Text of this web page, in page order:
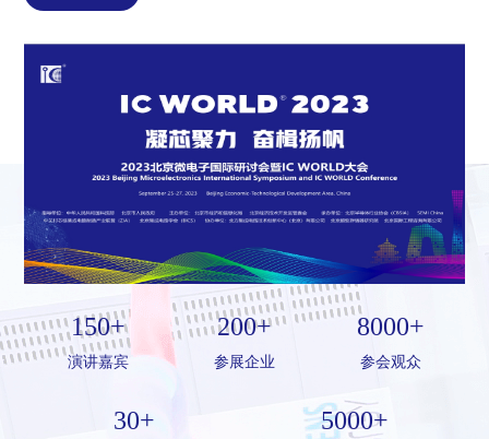
150+
演讲嘉宾
200+
参展企业
8000+
参会观众
30+ 5000+